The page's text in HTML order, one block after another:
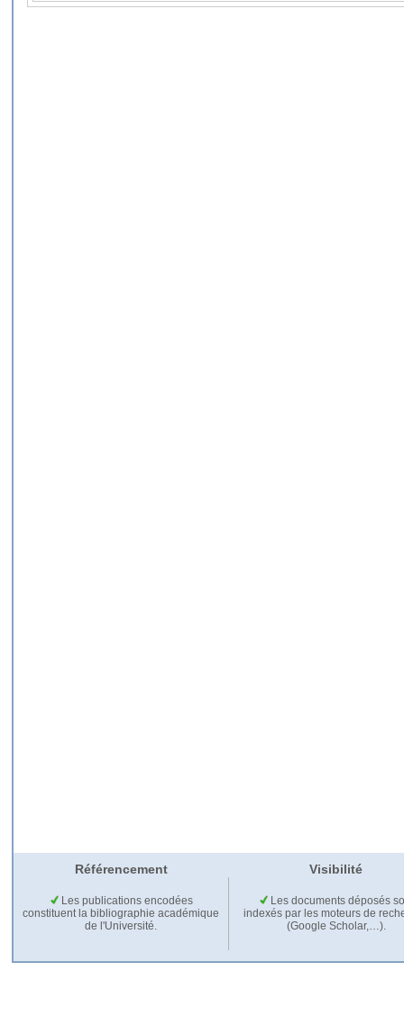
Référencement Visibilité
Les publications encodées
constituent la bibliographie académique
de l'Université.
Les documents déposés
indexés par les moteurs de
(Google Scholar,…).